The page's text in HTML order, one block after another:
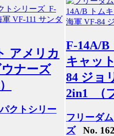
アメリカ
ナーズ
クトシリー
F-14A/
キャッ
84 ジ
2in1 （
フリーダ
ズNo.